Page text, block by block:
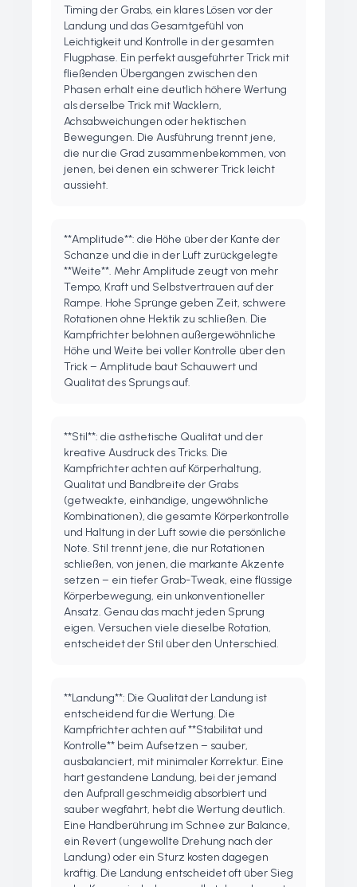
Timing der Grabs, ein klares Lösen vor der
Landung und das Gesamtgefühl von
Leichtigkeit und Kontrolle in der gesamten
Flugphase. Ein perfekt ausgeführter Trick mit
fließenden Übergängen zwischen den
Phasen erhält eine deutlich höhere Wertung
als derselbe Trick mit Wacklern,
Achsabweichungen oder hektischen
Bewegungen. Die Ausführung trennt jene,
die nur die Grad zusammenbekommen, von
jenen, bei denen ein schwerer Trick leicht
aussieht.
**Amplitude**: die Höhe über der Kante der
Schanze und die in der Luft zurückgelegte
**Weite**. Mehr Amplitude zeugt von mehr
Tempo, Kraft und Selbstvertrauen auf der
Rampe. Hohe Sprünge geben Zeit, schwere
Rotationen ohne Hektik zu schließen. Die
Kampfrichter belohnen außergewöhnliche
Höhe und Weite bei voller Kontrolle über den
Trick – Amplitude baut Schauwert und
Qualität des Sprungs auf.
**Stil**: die ästhetische Qualität und der
kreative Ausdruck des Tricks. Die
Kampfrichter achten auf Körperhaltung,
Qualität und Bandbreite der Grabs
(getweakte, einhändige, ungewöhnliche
Kombinationen), die gesamte Körperkontrolle
und Haltung in der Luft sowie die persönliche
Note. Stil trennt jene, die nur Rotationen
schließen, von jenen, die markante Akzente
setzen – ein tiefer Grab-Tweak, eine flüssige
Körperbewegung, ein unkonventioneller
Ansatz. Genau das macht jeden Sprung
eigen. Versuchen viele dieselbe Rotation,
entscheidet der Stil über den Unterschied.
**Landung**: Die Qualität der Landung ist
entscheidend für die Wertung. Die
Kampfrichter achten auf **Stabilität und
Kontrolle** beim Aufsetzen – sauber,
ausbalanciert, mit minimaler Korrektur. Eine
hart gestandene Landung, bei der jemand
den Aufprall geschmeidig absorbiert und
sauber wegfährt, hebt die Wertung deutlich.
Eine Handberührung im Schnee zur Balance,
ein Revert (ungewollte Drehung nach der
Landung) oder ein Sturz kosten dagegen
kräftig. Die Landung entscheidet oft über Sieg